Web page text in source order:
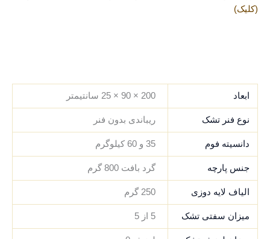
(کلیک)
ابعاد 200 × 90 × 25 سانتیمتر
نوع فنر تشک ریباندی بدون فنر
دانسیته فوم 35 و 60 کیلوگرم
جنس پارچه گرد بافت 800 گرم
الیاف لایه دوزی 250 گرم
میزان سفتی تشک 5 از 5